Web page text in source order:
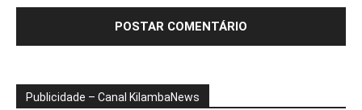
Publicidade – Canal KilambaNews